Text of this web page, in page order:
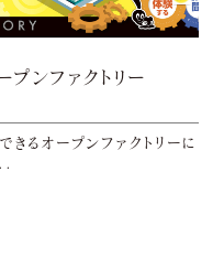
ンファクトリー
るオープンファクトリーに